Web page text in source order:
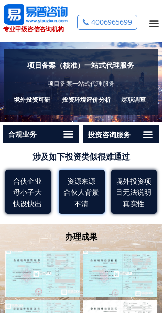
专业甲级咨信咨询机构
끀
首页
关于我们
跨境投资备案
商业计划书
资金申请报告
市场调研
全过程工程咨询
成功案例
联系我们
끅 4006965699
项目备案（核准）一站式代理服务
境外投资可研
项目备案一站式代理服务
投资环境评价分析 尽职调查
合伙企业
母小子大
快设快出
涉及如下投资类似很难通过
资源来源
合伙人背景
不清
境外投资项
目无法说明
真实性
办理成果
投资咨询服务 끀
海外设厂服务
海外调研
跨境投资可行性研究报告
境外投资环境分析报告
境外投资尽职调查报告
合规业务 끀
跨境投资备案
37号文个人境外投资外汇登记
外商投资项目备案与核准
企业发行债券核准
经营者集中反垄断
对外承包工程备案
对外劳务合作
跨境双向人民币资金池
外债备案登记
外保内贷
内保外贷
出口卖方信贷
跨境资金集中运营